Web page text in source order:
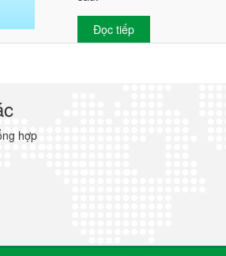
Đọc tiếp
hợp